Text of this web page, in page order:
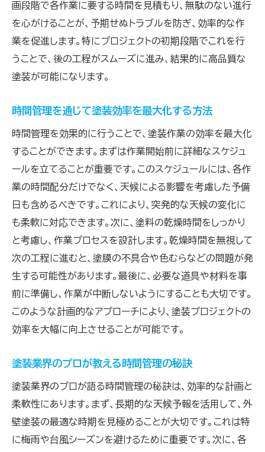
時間管理で塗装のクオリティを高める方法
天候変化に対応する柔軟な塗装スケジュールの作
り方
天候変化に備えた柔軟なスケジュール作成
天候変動を考慮した塗装の計画変更
柔軟なスケジュールで天候リスクを最小化
塗装の柔軟性を高めるための時間管理
変化する天候に対応する方法
塗装の時間を賢く管理し美しい外壁を長持ちさせ
る方法
塗装時間管理で外壁の美しさを保つ
持続的な美しさを保つための時間管理法
時間管理を通じて外壁の寿命を延ばす
美しい外壁を維持するための賢い時間配分
時間管理がもたらす外壁の長寿命化
塗装の時間管理で美しさを長持ちさせる秘訣
画段階で各作業に要する時間を見積もり、無駄のない進行
を心がけることが、予期せぬトラブルを防ぎ、効率的な作
業を促進します。特にプロジェクトの初期段階でこれを行
うことで、後の工程がスムーズに進み、結果的に高品質な
塗装が可能になります。
時間管理を通じて塗装効率を最大化する方法
時間管理を効果的に行うことで、塗装作業の効率を最大化
することができます。まずは作業開始前に詳細なスケジュ
ールを立てることが重要です。このスケジュールには、各作
業の時間配分だけでなく、天候による影響を考慮した予備
日も含めるべきです。これにより、突発的な天候の変化に
も柔軟に対応できます。次に、塗料の乾燥時間をしっかり
と考慮し、作業プロセスを設計します。乾燥時間を無視して
次の工程に進むと、塗膜の不具合や色むらなどの問題が発
生する可能性があります。最後に、必要な道具や材料を事
前に準備し、作業が中断しないようにすることも大切です。
このような計画的なアプローチにより、塗装プロジェクトの
効率を大幅に向上させることが可能です。
塗装業界のプロが教える時間管理の秘訣
塗装業界のプロが語る時間管理の秘訣は、効率的な計画と
柔軟性にあります。まず、長期的な天候予報を活用して、外
壁塗装の最適な時期を見極めることが大切です。これは特
に梅雨や台風シーズンを避けるために重要です。次に、各